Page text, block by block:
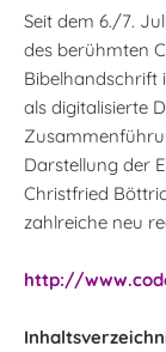
Seit dem 6./7.
des berühmten
Bibelhandschrift
als digitalisierte
Darstellung der
Christfried
zahlreiche neu
http://